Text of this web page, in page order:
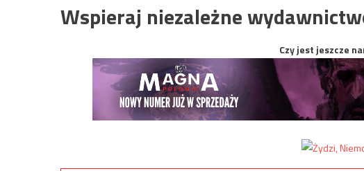
Wspieraj niezależne
Czy jest jeszcze